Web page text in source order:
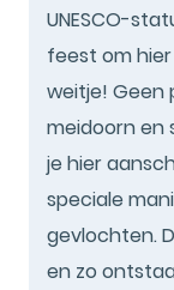
UNESCO-
feest om
weitje! Geen
meidoorn en
je hier
speciale
gevlochten.
en zo